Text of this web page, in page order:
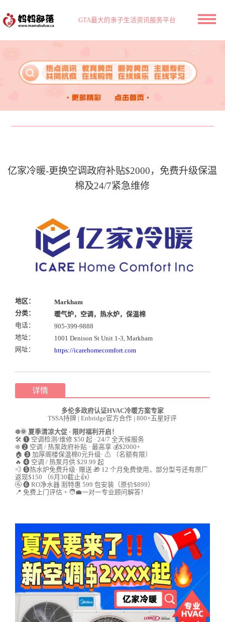
GTA最大的亲子生活资讯服务平台
亿家冷暖-更换空调政府补贴$2000，免费升级保温
棉及24/7紧急维修
地区：
Markham
分类：
暖气炉，空调，热水炉，保温棉
电话：
905-399-9888
地址：
1001 Denison St Unit 1-3, Markham
网址：
https://icarehomecomfort.com
详情
多伦多政府认证HVAC冷暖方案专家
TSSA持牌 | Enbridge官方合作 | 800+五星好评
❄️🌞 夏季清凉大促 · 限时福利开启！
🛠 ❶ 空调检测/维修 $50 起 · 24/7 全天候服务
❄️ ❷ 空调 / 热泵政府补贴 · 最高享 💰$2000+
🏠 ❸ 加厚阁楼保温棉0元升级· ⚠ （名额有限）
🔥 ❹ 空调 / 热泵月供 $29.99 起
💨 ❺热水炉免费升级· 赠送 🎁 12 个月免费使用，部分型号还有原厂
返现$150 （6月30截止👍）
🚰 ❻ RO净水器 🈹特惠 599 包安装（原价$899）
📍 免费上门评估 + 🧑‍💼一对一专业顾问解答！